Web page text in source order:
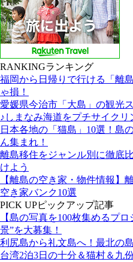
RANKINGランキング
福岡から日帰りで行ける「離
ゃ損！
愛媛県今治市「大島」の観光
♪しまなみ海道をプチサイクリ
日本各地の「猫島」10選！島
ん集まれ！
離島移住をジャンル別に徹底
けよう
【離島の空き家・物件情報】
空き家バンク10選
PICK UPピックアップ記事
【島の写真を100枚集めるプ
景”を大募集！
利尻島から礼文島へ！最北の
台湾2泊3日の十分＆猫村＆九